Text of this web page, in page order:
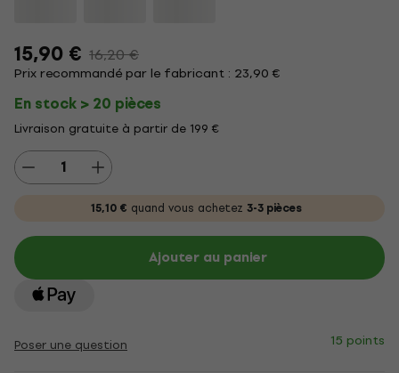
15,90 € 16,20 €
Prix recommandé par le fabricant : 23,90 €
En stock > 20 pièces
Livraison gratuite à partir de 199 €
15,10 € quand vous achetez 3-3 pièces
Ajouter au panier
Poser une question 15 points